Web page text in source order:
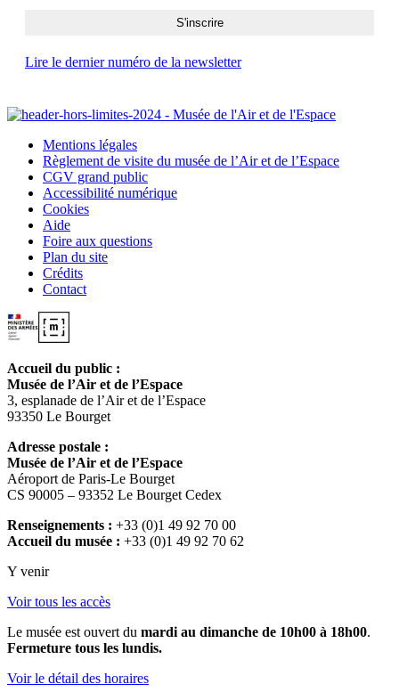
Lire le dernier numéro de la newsletter
Mentions légales
Règlement de visite du musée de l’Air et de l’Espace
CGV grand public
Accessibilité numérique
Cookies
Aide
Foire aux questions
Plan du site
Crédits
Contact
Accueil du public :
Musée de l’Air et de l’Espace
3, esplanade de l’Air et de l’Espace
93350 Le Bourget
Adresse postale :
Musée de l’Air et de l’Espace
Aéroport de Paris-Le Bourget
CS 90005 – 93352 Le Bourget Cedex
Renseignements : +33 (0)1 49 92 70 00
Accueil du musée : +33 (0)1 49 92 70 62
Y venir
Voir tous les accès
Le musée est ouvert du mardi au dimanche de 10h00 à 18h00.
Fermeture tous les lundis.
Voir le détail des horaires